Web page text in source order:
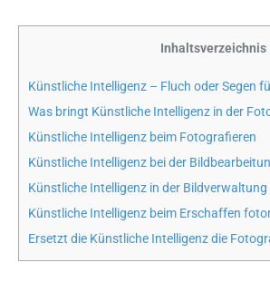
Inhaltsverzeichnis
Künstliche Intelligenz – Fluch oder Segen
Was bringt Künstliche Intelligenz in der
Künstliche Intelligenz beim Fotografieren
Künstliche Intelligenz bei der
Künstliche Intelligenz in der Bildverwaltung
Künstliche Intelligenz beim Erschaffen
Ersetzt die Künstliche Intelligenz die